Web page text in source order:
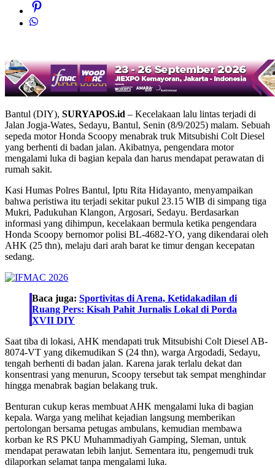
Bantul (DIY), SURYAPOS.id – Kecelakaan lalu lintas terjadi di
Jalan Jogja-Wates, Sedayu, Bantul, Senin (8/9/2025) malam. Sebuah
sepeda motor Honda Scoopy menabrak truk Mitsubishi Colt Diesel
yang berhenti di badan jalan. Akibatnya, pengendara motor
mengalami luka di bagian kepala dan harus mendapat perawatan di
rumah sakit.
Kasi Humas Polres Bantul, Iptu Rita Hidayanto, menyampaikan
bahwa peristiwa itu terjadi sekitar pukul 23.15 WIB di simpang tiga
Mukri, Padukuhan Klangon, Argosari, Sedayu. Berdasarkan
informasi yang dihimpun, kecelakaan bermula ketika pengendara
Honda Scoopy bernomor polisi BL-4682-YO, yang dikendarai oleh
AHK (25 thn), melaju dari arah barat ke timur dengan kecepatan
sedang.
Baca juga: Sportivitas di Arena, Ketidakadilan di
Ruang Pers: Kisah Pahit Jurnalis Lokal di Porda
XVII DIY
Saat tiba di lokasi, AHK mendapati truk Mitsubishi Colt Diesel AB-
8074-VT yang dikemudikan S (24 thn), warga Argodadi, Sedayu,
tengah berhenti di badan jalan. Karena jarak terlalu dekat dan
konsentrasi yang menurun, Scoopy tersebut tak sempat menghindar
hingga menabrak bagian belakang truk.
Benturan cukup keras membuat AHK mengalami luka di bagian
kepala. Warga yang melihat kejadian langsung memberikan
pertolongan bersama petugas ambulans, kemudian membawa
korban ke RS PKU Muhammadiyah Gamping, Sleman, untuk
mendapat perawatan lebih lanjut. Sementara itu, pengemudi truk
dilaporkan selamat tanpa mengalami luka.